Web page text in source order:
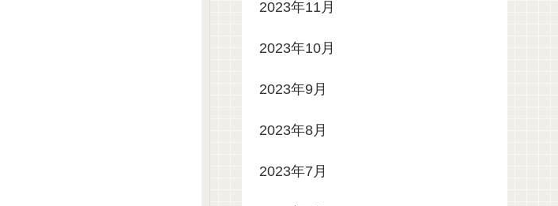
2023年11月
2023年10月
2023年9月
2023年8月
2023年7月